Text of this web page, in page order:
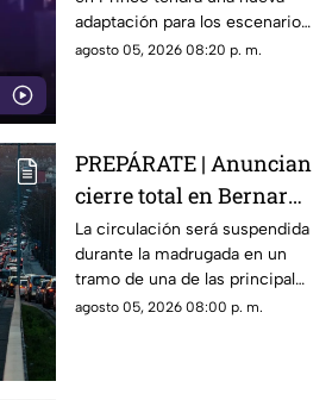
adaptación para los escenarios
con un enfoque distinto al de
agosto 05, 2026 08:20 p. m.
PREPÁRATE | Anuncian
cierre total en Bernardo
Quintana; este será el
horario
La circulación será suspendida
durante la madrugada en un
tramo de una de las principales
vialidades de Querétaro.
agosto 05, 2026 08:00 p. m.